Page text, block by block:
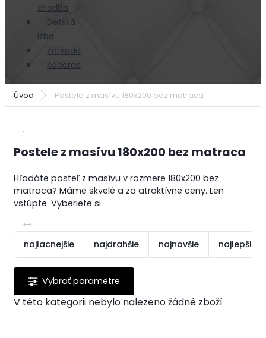
chodba
Detská
izba
Záhrada
Koberce
Úvod Postele z masívu 180x200 bez matraca
Postele z masívu 180x200 bez matraca
Hľadáte posteľ z masívu v rozmere 180x200 bez
matraca? Máme skvelé a za atraktívne ceny. Len
vstúpte. Vyberiete si
najlacnejšie najdrahšie najnovšie najlepšie
V této kategorii nebylo nalezeno žádné zboží